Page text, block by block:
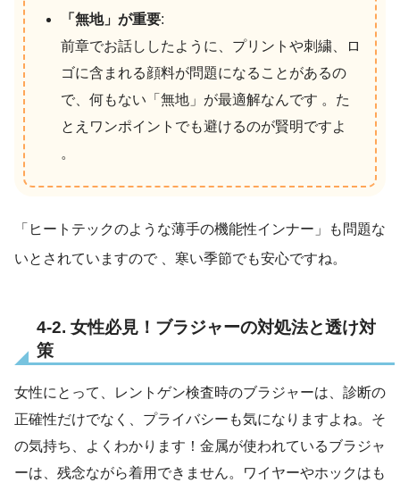
「無地」が重要:
前章でお話ししたように、プリントや刺繍、ロ
ゴに含まれる顔料が問題になることがあるの
で、何もない「無地」が最適解なんです 。た
とえワンポイントでも避けるのが賢明ですよ
。
「ヒートテックのような薄手の機能性インナー」も問題な
いとされていますので 、寒い季節でも安心ですね。
4-2. 女性必見！ブラジャーの対処法と透け対
策
女性にとって、レントゲン検査時のブラジャーは、診断の
正確性だけでなく、プライバシーも気になりますよね。そ
の気持ち、よくわかります！金属が使われているブラジャ
ーは、残念ながら着用できません。ワイヤーやホックはも